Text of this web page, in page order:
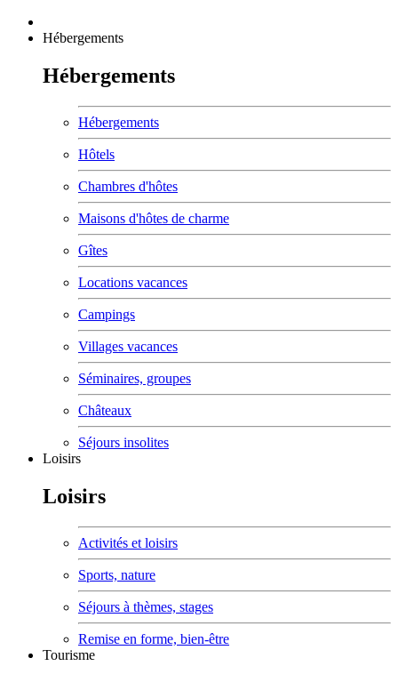
Hébergements
Hébergements
Hébergements
Hôtels
Chambres d'hôtes
Maisons d'hôtes de charme
Gîtes
Locations vacances
Campings
Villages vacances
Séminaires, groupes
Châteaux
Séjours insolites
Loisirs
Loisirs
Activités et loisirs
Sports, nature
Séjours à thèmes, stages
Remise en forme, bien-être
Tourisme